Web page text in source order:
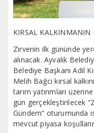
KIRSAL KALKINMANIN
Zirvenin ilk gününde
alınacak. Ayvalık
Belediye Başkanı Adil
Melih Bağcı kırsal
tarım yatırımları
gün gerçekleştirilecek
Gündem” oturumunda
mevcut piyasa